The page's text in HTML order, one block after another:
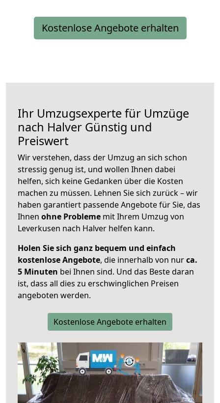
Kostenlose Angebote erhalten
Ihr Umzugsexperte für Umzüge
nach Halver Günstig und
Preiswert
Wir verstehen, dass der Umzug an sich schon
stressig genug ist, und wollen Ihnen dabei
helfen, sich keine Gedanken über die Kosten
machen zu müssen. Lehnen Sie sich zurück – wir
haben garantiert passende Angebote für Sie, das
Ihnen ohne Probleme mit Ihrem Umzug von
Leverkusen nach Halver helfen kann.
Holen Sie sich ganz bequem und einfach
kostenlose Angebote, die innerhalb von nurca.
5 Minuten bei Ihnen sind. Und das Beste daran
ist, dass all dies zu erschwinglichen Preisen
angeboten werden.
Kostenlose Angebote erhalten